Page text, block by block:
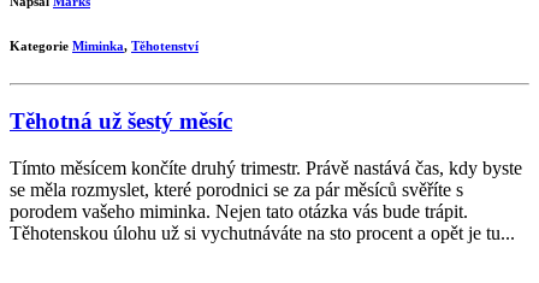
Kategorie Miminka, Těhotenství
Těhotná už šestý měsíc
Tímto měsícem končíte druhý trimestr. Právě nastává čas, kdy byste
se měla rozmyslet, které porodnici se za pár měsíců svěříte s
porodem vašeho miminka. Nejen tato otázka vás bude trápit.
Těhotenskou úlohu už si vychutnáváte na sto procent a opět je tu...